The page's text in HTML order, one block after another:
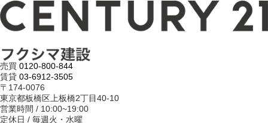
売買 0120-800-844
賃貸 03-6912-3505
〒174-0076
東京都板橋区上板橋2丁目40-10
営業時間 / 10:00~19:00
定休日 / 毎週火・水曜